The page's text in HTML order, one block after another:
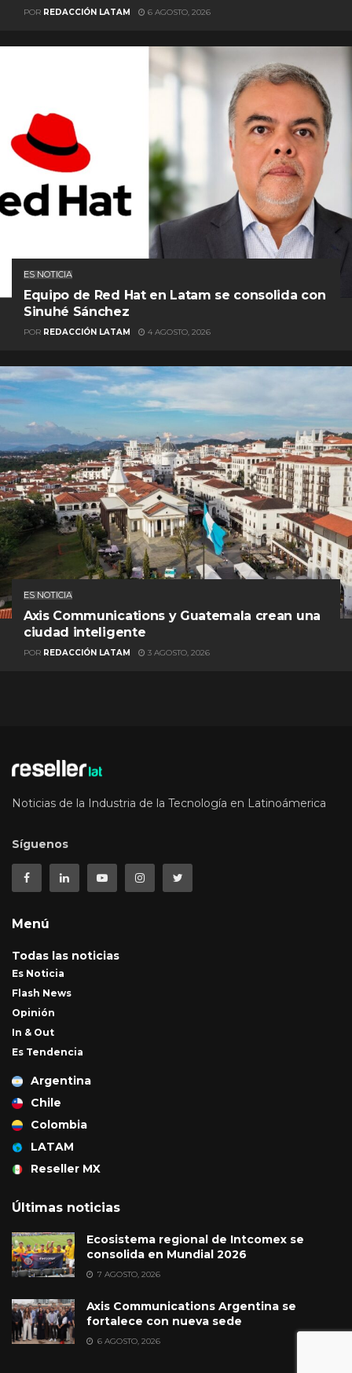
POR REDACCIÓN LATAM 6 AGOSTO, 2026
ES NOTICIA
Equipo de Red Hat en Latam se consolida con
Sinuhé Sánchez
POR REDACCIÓN LATAM 4 AGOSTO, 2026
ES NOTICIA
Axis Communications y Guatemala crean una
ciudad inteligente
POR REDACCIÓN LATAM 3 AGOSTO, 2026
Noticias de la Industria de la Tecnología en Latinoámerica
Síguenos
Menú
Todas las noticias
Es Noticia
Flash News
Opinión
In & Out
Es Tendencia
Argentina
Chile
Colombia
LATAM
Reseller MX
Últimas noticias
Ecosistema regional de Intcomex se
consolida en Mundial 2026
7 AGOSTO, 2026
Axis Communications Argentina se
fortalece con nueva sede
6 AGOSTO, 2026